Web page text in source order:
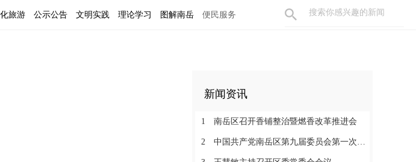
旅游 公示公告 文明实践 理论学习 图解南岳 便民服务
新闻资讯
1 南岳区召开香铺整治暨燃香改革推进会
2 中国共产党南岳区第九届委员会第一次全体会议召开 王慧敏当选为中共南岳区委书记